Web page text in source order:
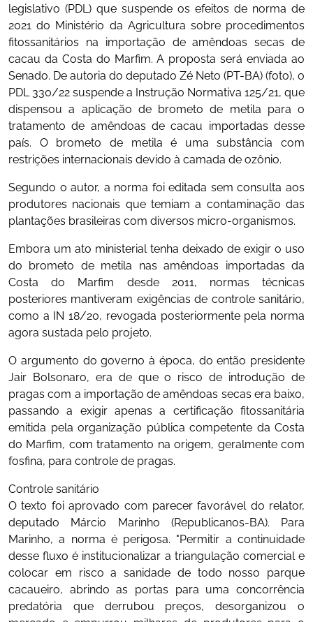
legislativo (PDL) que suspende os efeitos de norma de
2021 do Ministério da Agricultura sobre procedimentos
fitossanitários na importação de amêndoas secas de
cacau da Costa do Marfim. A proposta será enviada ao
Senado. De autoria do deputado Zé Neto (PT-BA) (foto), o
PDL 330/22 suspende a Instrução Normativa 125/21, que
dispensou a aplicação de brometo de metila para o
tratamento de amêndoas de cacau importadas desse
país. O brometo de metila é uma substância com
restrições internacionais devido à camada de ozônio.
Segundo o autor, a norma foi editada sem consulta aos
produtores nacionais que temiam a contaminação das
plantações brasileiras com diversos micro-organismos.
Embora um ato ministerial tenha deixado de exigir o uso
do brometo de metila nas amêndoas importadas da
Costa do Marfim desde 2011, normas técnicas
posteriores mantiveram exigências de controle sanitário,
como a IN 18/20, revogada posteriormente pela norma
agora sustada pelo projeto.
O argumento do governo à época, do então presidente
Jair Bolsonaro, era de que o risco de introdução de
pragas com a importação de amêndoas secas era baixo,
passando a exigir apenas a certificação fitossanitária
emitida pela organização pública competente da Costa
do Marfim, com tratamento na origem, geralmente com
fosfina, para controle de pragas.
Controle sanitário
O texto foi aprovado com parecer favorável do relator,
deputado Márcio Marinho (Republicanos-BA). Para
Marinho, a norma é perigosa. "Permitir a continuidade
desse fluxo é institucionalizar a triangulação comercial e
colocar em risco a sanidade de todo nosso parque
cacaueiro, abrindo as portas para uma concorrência
predatória que derrubou preços, desorganizou o